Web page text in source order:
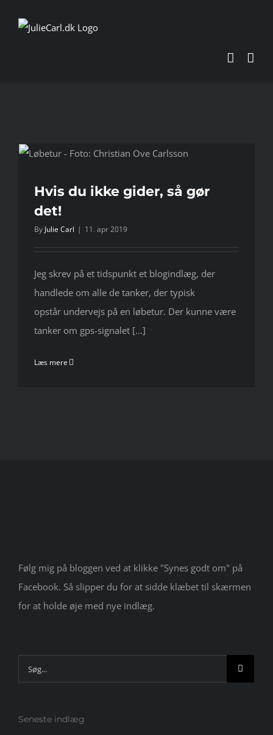
Hvis du ikke gider, så gør
det!
By Julie Carl | 11. apr 2019
Jeg skrev på et tidspunkt et blogindlæg, der
handlede om alle de tanker, der typisk
opstår undervejs på en løbetur. Der kunne være
tanker om gps-signalet [...]
Læs mere
Følg mig på bloggen ved at klikke "Synes godt om" på
Facebook. Så slipper du for at sidde klæbet til skærmen
for at holde øje med nye indlæg.
Søg
efter:
Seneste indlæg